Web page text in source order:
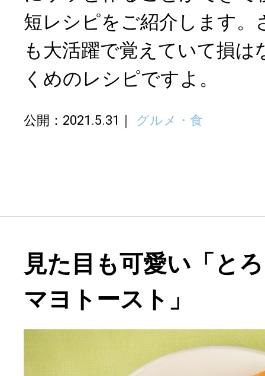
短レシピをご紹介します。
も大活躍で覚えていて損は
くめのレシピですよ。
公開：2021.5.31 グルメ・食
見た目も可愛い「と
マヨトースト」